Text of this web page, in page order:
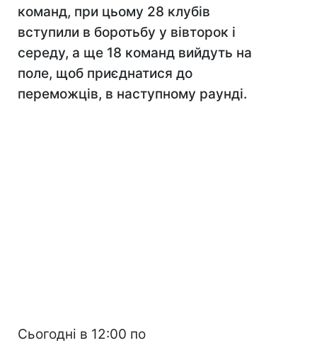
команд, при цьому 28 клубів
вступили в боротьбу у вівторок і
середу, а ще 18 команд вийдуть на
поле, щоб приєднатися до
переможців, в наступному раунді.
Сьогодні в 12:00 по